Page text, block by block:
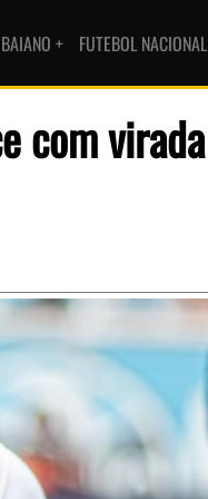
+ FUTEBOL NACIONAL
com virada